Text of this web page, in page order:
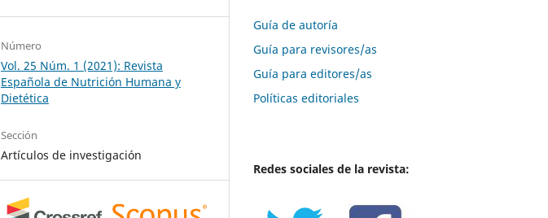
Número
Vol. 25 Núm. 1 (2021): Revista
Española de Nutrición Humana y
Dietética
Sección
Artículos de investigación
Guía de autoría
Guía para revisores/as
Guía para editores/as
Políticas editoriales
Redes sociales de la revista: